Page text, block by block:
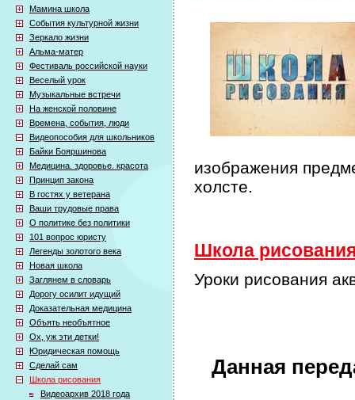
Мамина школа
События культурной жизни
Зеркало жизни
Альма-матер
Фестиваль российской науки
Веселый урок
Музыкальные встречи
На женской половине
Времена, события, люди
Видеопособия для школьников
Байки Бояршинова
Медицина. здоровье. красота
Принцип закона
В гостях у ветерана
Ваши трудовые права
О политике без политики
101 вопрос юристу
Легенды золотого века
Новая школа
Заглянем в словарь
Дорогу осилит идущий
Доказательная медицина
Объять необъятное
Ох, уж эти детки!
Юридическая помощь
Сделай сам
Школа рисования
Видеоархив 2018 года
изображения
холсте.
Школа
Уроки рисования
Данная